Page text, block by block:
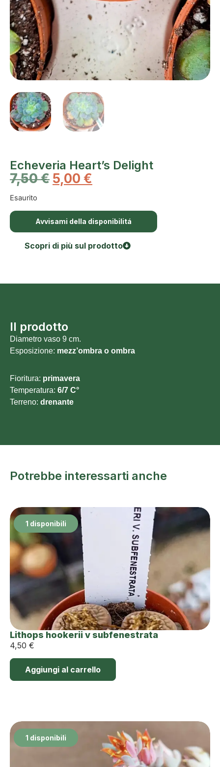
Echeveria Heart’s Delight
7,50€ 5,00 €
Esaurito
Avvisami della disponibilitá
Scopri di più sul prodotto
Il prodotto
Diametro vaso 9 cm.
Esposizione: mezz’ombra o ombra
Fioritura: primavera
Temperatura: 6/7 C°
Terreno: drenante
Potrebbe interessarti anche
1 disponibili
Lithops hookerii v subfenestrata
4,50 €
Aggiungi al carrello
1 disponibili